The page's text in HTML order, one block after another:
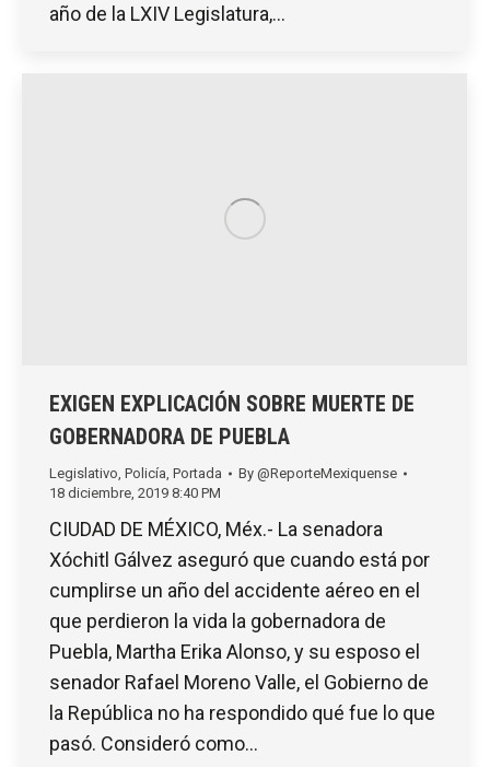
año de la LXIV Legislatura,…
EXIGEN EXPLICACIÓN SOBRE MUERTE DE
GOBERNADORA DE PUEBLA
Legislativo Policía Portada By @ReporteMexiquense
18 diciembre, 2019 8:40 PM
CIUDAD DE MÉXICO, Méx.- La senadora
Xóchitl Gálvez aseguró que cuando está por
cumplirse un año del accidente aéreo en el
que perdieron la vida la gobernadora de
Puebla, Martha Erika Alonso, y su esposo el
senador Rafael Moreno Valle, el Gobierno de
la República no ha respondido qué fue lo que
pasó. Consideró como…